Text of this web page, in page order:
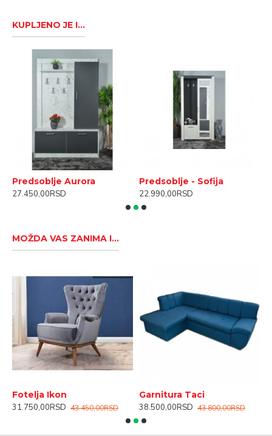
KUPLJENO JE I...
Predsoblje Aurora
27.450,00RSD
Predsoblje - Sofija
22.990,00RSD
MOŽDA VAS ZANIMA I...
Fotelja Ikon
31.750,00RSD 43.450,00RSD
Garnitura Taci
38.500,00RSD 43.800,00RSD